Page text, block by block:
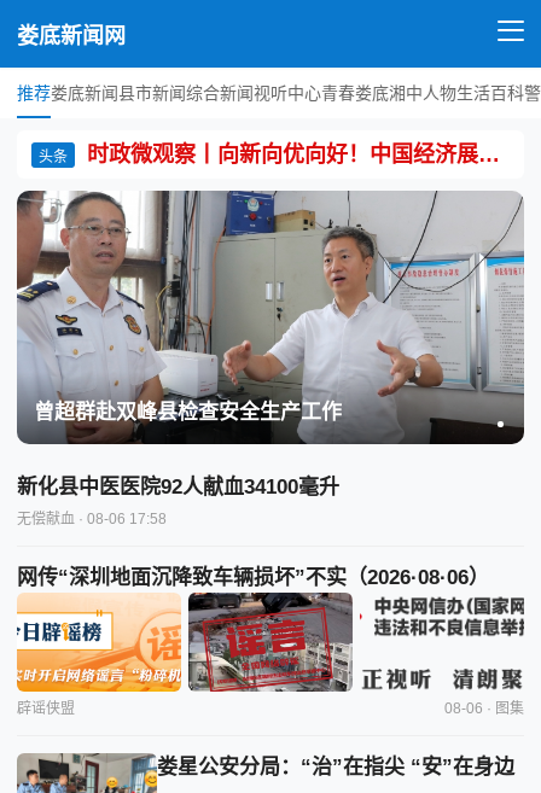
娄底新闻网
推荐娄底新闻县市新闻综合新闻视听中心青春娄底湘中人物生活百科
头条 时政微观察丨向新向优向好！中国经济展现强大韧性和活力
曾超群赴双峰县检查安全生产工作
新化县中医医院92人献血34100毫升
无偿献血 · 08-06 17:58
网传“深圳地面沉降致车辆损坏”不实（2026·08·06）
辟谣侠盟 08-06 · 图集
娄星公安分局：“治”在指尖 “安”在身边